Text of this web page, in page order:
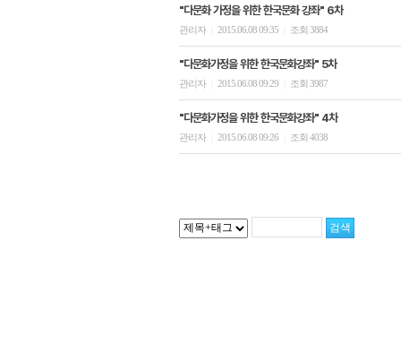
"다문화 가정을 위한 한국문화 강좌" 6차
관리자 2015.06.08 09:35 조회 3884
"다문화가정을 위한 한국문화강좌" 5차
관리자 2015.06.08 09:29 조회 3987
"다문화가정을 위한 한국문화강좌" 4차
관리자 2015.06.08 09:26 조회 4038